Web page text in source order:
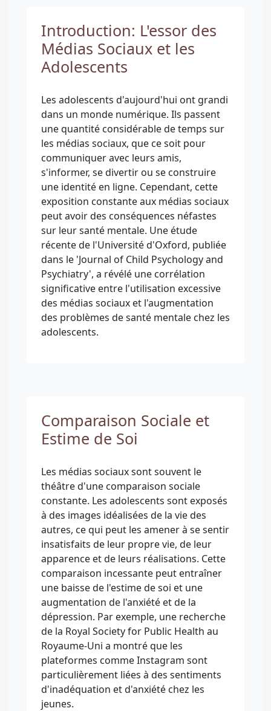
Introduction: L'essor des
Médias Sociaux et les
Adolescents
Les adolescents d'aujourd'hui ont grandi
dans un monde numérique. Ils passent
une quantité considérable de temps sur
les médias sociaux, que ce soit pour
communiquer avec leurs amis,
s'informer, se divertir ou se construire
une identité en ligne. Cependant, cette
exposition constante aux médias sociaux
peut avoir des conséquences néfastes
sur leur santé mentale. Une étude
récente de l'Université d'Oxford, publiée
dans le 'Journal of Child Psychology and
Psychiatry', a révélé une corrélation
significative entre l'utilisation excessive
des médias sociaux et l'augmentation
des problèmes de santé mentale chez les
adolescents.
Comparaison Sociale et
Estime de Soi
Les médias sociaux sont souvent le
théâtre d'une comparaison sociale
constante. Les adolescents sont exposés
à des images idéalisées de la vie des
autres, ce qui peut les amener à se sentir
insatisfaits de leur propre vie, de leur
apparence et de leurs réalisations. Cette
comparaison incessante peut entraîner
une baisse de l'estime de soi et une
augmentation de l'anxiété et de la
dépression. Par exemple, une recherche
de la Royal Society for Public Health au
Royaume-Uni a montré que les
plateformes comme Instagram sont
particulièrement liées à des sentiments
d'inadéquation et d'anxiété chez les
jeunes.